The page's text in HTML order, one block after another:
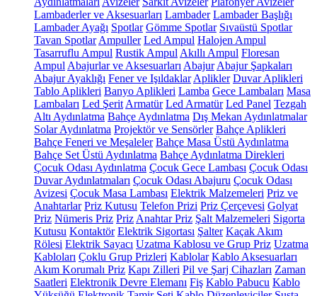
Lambaderler ve Aksesuarları Lambader Lambader Başlığı
Lambader Ayağı Spotlar Gömme Spotlar Sıvaüstü Spotlar
Tavan Spotlar Ampuller Led Ampul Halojen Ampul
Tasarruflu Ampul Rustik Ampul Akıllı Ampul Floresan
Ampul Abajurlar ve Aksesuarları Abajur Abajur Şapkaları
Abajur Ayaklığı Fener ve Işıldaklar Aplikler Duvar Aplikleri
Tablo Aplikleri Banyo Aplikleri Lamba Gece Lambaları Masa
Lambaları Led Şerit Armatür Led Armatür Led Panel Tezgah
Altı Aydınlatma Bahçe Aydınlatma Dış Mekan Aydınlatmalar
Solar Aydınlatma Projektör ve Sensörler Bahçe Aplikleri
Bahçe Feneri ve Meşaleler Bahçe Masa Üstü Aydınlatma
Bahçe Set Üstü Aydınlatma Bahçe Aydınlatma Direkleri
Çocuk Odası Aydınlatma Çocuk Gece Lambası Çocuk Odası
Duvar Aydınlatmaları Çocuk Odası Abajuru Çocuk Odası
Avizesi Çocuk Masa Lambası Elektrik Malzemeleri Priz ve
Anahtarlar Priz Kutusu Telefon Prizi Priz Çerçevesi Golyat
Priz Nümeris Priz Priz Anahtar Priz Şalt Malzemeleri Sigorta
Kutusu Kontaktör Elektrik Sigortası Şalter Kaçak Akım
Rölesi Elektrik Sayacı Uzatma Kablosu ve Grup Priz Uzatma
Kabloları Çoklu Grup Prizleri Kablolar Kablo Aksesuarları
Akım Korumalı Priz Kapı Zilleri Pil ve Şarj Cihazları Zaman
Saatleri Elektronik Devre Elemanı Fiş Kablo Pabucu Kablo